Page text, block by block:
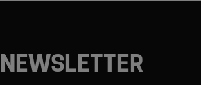
NEWSLETTER